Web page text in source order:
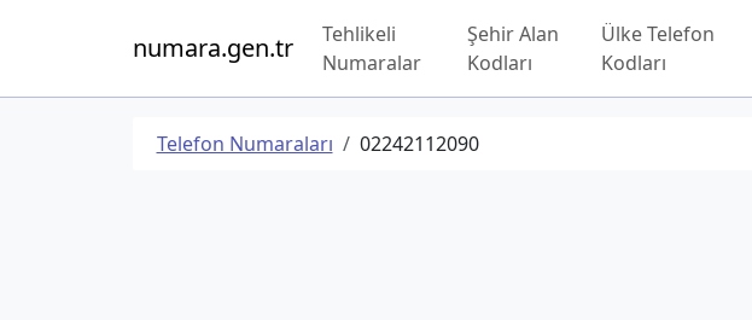
numara.gen.tr
Tehlikeli
Numaralar
Şehir Alan
Kodları
Ülke Telefon
Kodları
Telefon Numaraları 02242112090